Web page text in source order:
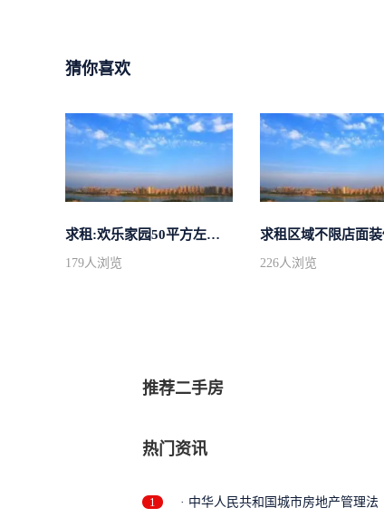
猜你喜欢
求租:欢乐家园50平方左右的单身公寓廉...
179人浏览
求租区域不限店面
226人浏览
推荐二手房
热门资讯
1 · 中华人民共和国城市房地产管理法